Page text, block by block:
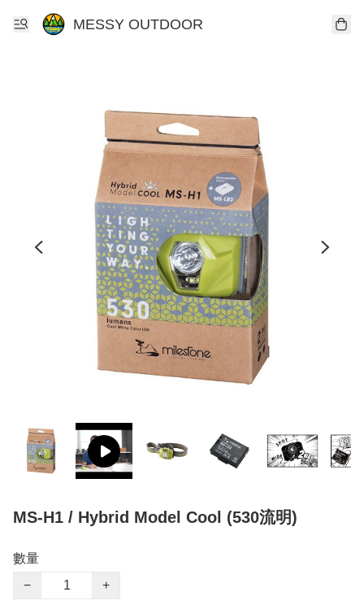
MESSY OUTDOOR
MS-H1 / Hybrid Model Cool (530流明)
數量
−
+